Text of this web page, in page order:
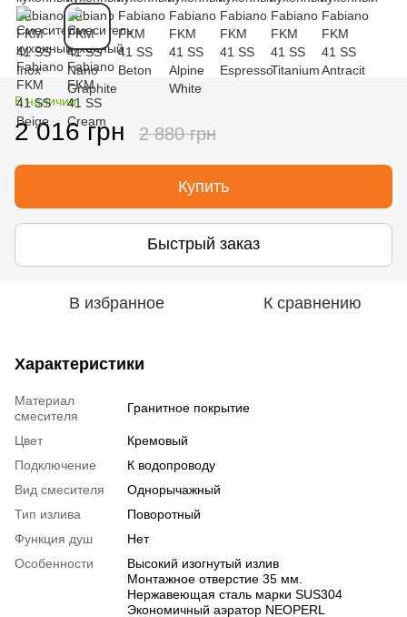
В наличии
2 016 грн 2 880 грн
Купить
Быстрый заказ
В избранное К сравнению
Характеристики
Материал
смесителя
Гранитное покрытие
Цвет
Кремовый
Подключение
К водопроводу
Вид смесителя
Однорычажный
Тип излива
Поворотный
Функция душ
Нет
Особенности
Высокий изогнутый излив
Монтажное отверстие 35 мм.
Нержавеющая сталь марки SUS304
Экономичный аэратор NEOPERL